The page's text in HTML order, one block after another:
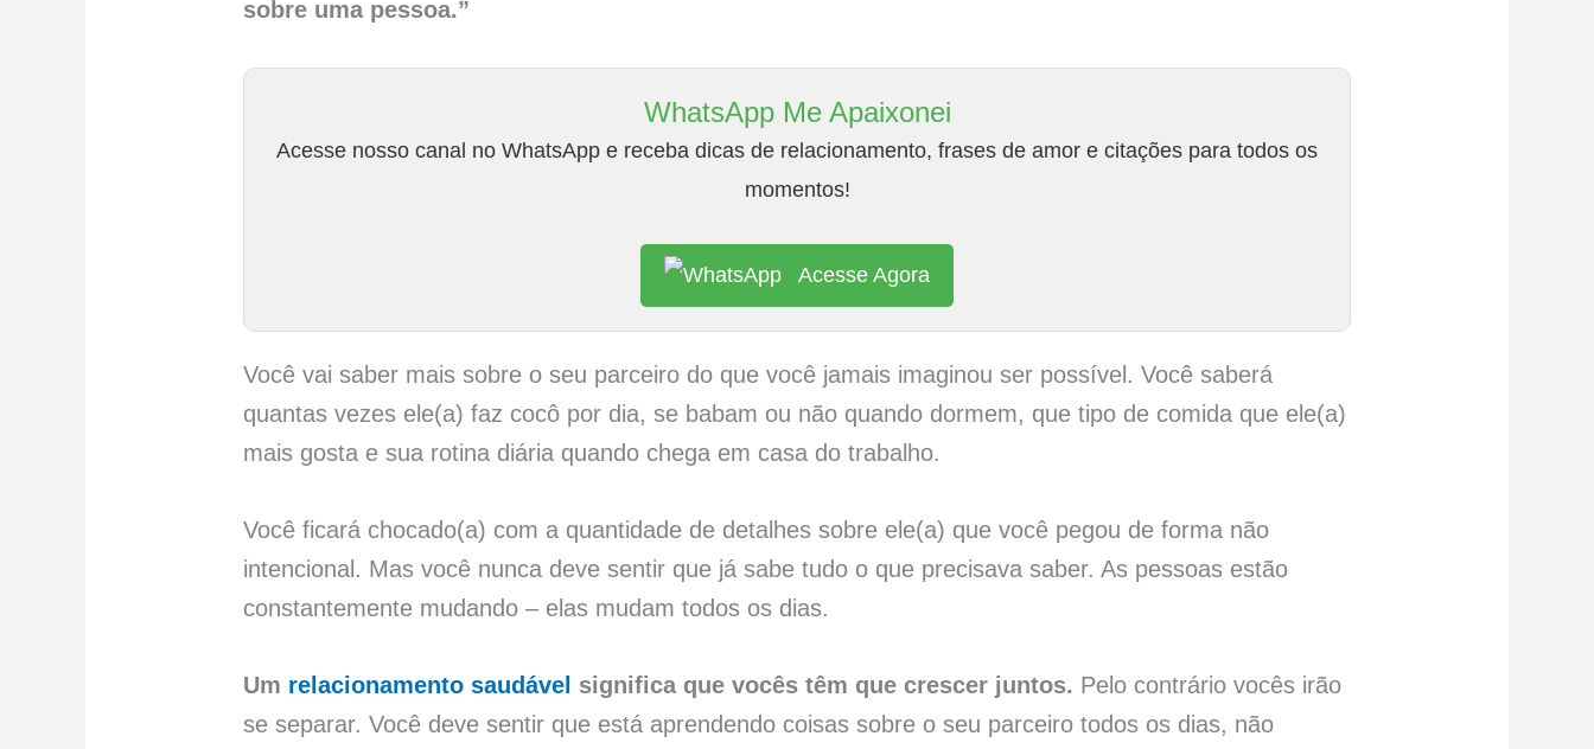
sobre uma pessoa.”
WhatsApp Me Apaixonei
Acesse nosso canal no WhatsApp e receba dicas de relacionamento, frases de amor e citações para todos os
momentos!
Acesse Agora
Você vai saber mais sobre o seu parceiro do que você jamais imaginou ser possível. Você saberá
quantas vezes ele(a) faz cocô por dia, se babam ou não quando dormem, que tipo de comida que ele(a)
mais gosta e sua rotina diária quando chega em casa do trabalho.
Você ficará chocado(a) com a quantidade de detalhes sobre ele(a) que você pegou de forma não
intencional. Mas você nunca deve sentir que já sabe tudo o que precisava saber. As pessoas estão
constantemente mudando – elas mudam todos os dias.
Um relacionamento saudável significa que vocês têm que crescer juntos. Pelo contrário vocês irão
se separar. Você deve sentir que está aprendendo coisas sobre o seu parceiro todos os dias, não